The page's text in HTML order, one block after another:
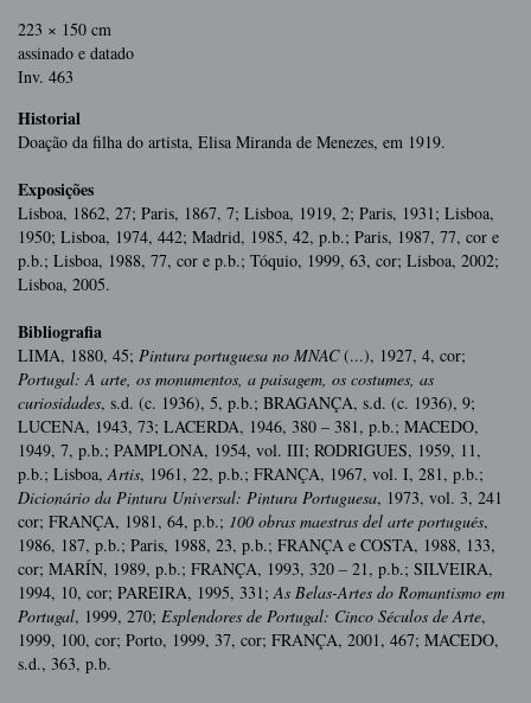
223 × 150 cm
assinado e datado
Inv. 463
Historial
Doação da filha do artista, Elisa Miranda de Menezes, em 1919.
Exposições
Lisboa, 1862, 27; Paris, 1867, 7; Lisboa, 1919, 2; Paris, 1931; Lisboa,
1950; Lisboa, 1974, 442; Madrid, 1985, 42, p.b.; Paris, 1987, 77, cor e
p.b.; Lisboa, 1988, 77, cor e p.b.; Tóquio, 1999, 63, cor; Lisboa, 2002;
Lisboa, 2005.
Bibliografia
LIMA, 1880, 45; Pintura portuguesa no MNAC(...), 1927, 4, cor;
Portugal: A arte, os monumentos, a paisagem, os costumes, as
curiosidades, s.d. (c. 1936), 5, p.b.; BRAGANÇA, s.d. (c. 1936), 9;
LUCENA, 1943, 73; LACERDA, 1946, 380 – 381, p.b.; MACEDO,
1949, 7, p.b.; PAMPLONA, 1954, vol. III; RODRIGUES, 1959, 11,
p.b.; Lisboa,Artis, 1961, 22, p.b.; FRANÇA, 1967, vol. I, 281, p.b.;
Dicionário da Pintura Universal: Pintura Portuguesa, 1973, vol. 3, 241
cor; FRANÇA, 1981, 64, p.b.; 100 obras maestras del arte portugués,
1986, 187, p.b.; Paris, 1988, 23, p.b.; FRANÇA e COSTA, 1988, 133,
cor; MARÍN, 1989, p.b.; FRANÇA, 1993, 320 – 21, p.b.; SILVEIRA,
1994, 10, cor; PAREIRA, 1995, 331;As Belas-Artes do Romantismo em
Portugal, 1999, 270; Esplendores de Portugal: Cinco Séculos de Arte,
1999, 100, cor; Porto, 1999, 37, cor; FRANÇA, 2001, 467; MACEDO,
s.d., 363, p.b.